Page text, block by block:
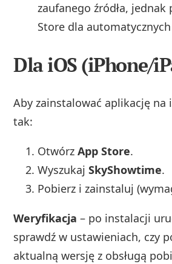
zaufanego źródła, jednak
Store dla
Dla iOS (iPhone/
Aby zainstalować aplikację na
tak:
OtwórzApp Store.
WyszukajSkyShowtime.
Pobierz i zainstaluj
Weryfikacja – po instalacji
sprawdź w ustawieniach, czy
aktualną wersję z obsługą